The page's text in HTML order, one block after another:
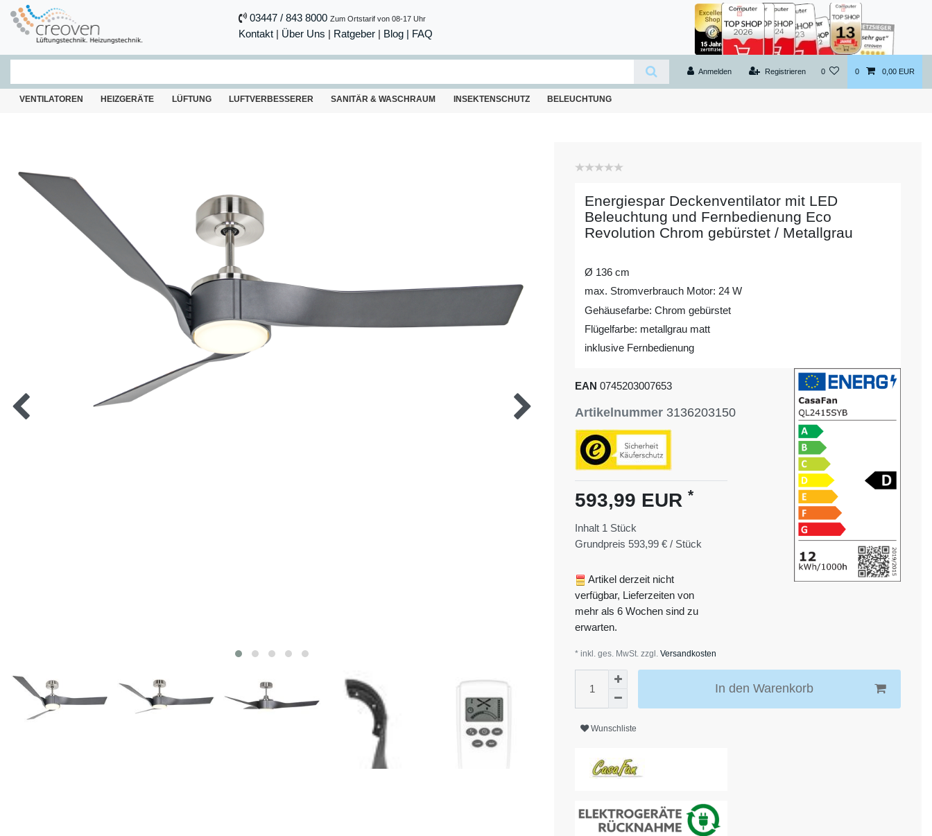
03447 / 843 8000 Zum Ortstarif von 08-17 Uhr
Kontakt| Über Uns | Ratgeber| Blog | FAQ
Anmelden Registrieren 0 0 0,00 EUR
VENTILATOREN HEIZGERÄTE LÜFTUNG LUFTVERBESSERER SANITÄR & WASCHRAUM INSEKTENSCHUTZ BELEUCHTUNG
Energiespar Deckenventilator mit LED
Beleuchtung und Fernbedienung Eco
Revolution Chrom gebürstet / Metallgrau
Ø 136 cm
max. Stromverbrauch Motor: 24 W
Gehäusefarbe: Chrom gebürstet
Flügelfarbe: metallgrau matt
inklusive Fernbedienung
EAN 0745203007653
Artikelnummer 3136203150
593,99 EUR *
Inhalt 1 Stück
Grundpreis 593,99 € / Stück
Artikel derzeit nicht
verfügbar, Lieferzeiten von
mehr als 6 Wochen sind zu
erwarten.
* inkl. ges. MwSt. zzgl. Versandkosten
In den Warenkorb
Wunschliste